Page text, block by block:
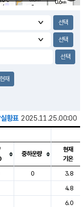
0.6m/s
-
m/s
현재
황표 2025.11.25.00:00
람, 기압등을 안내한 표입
중하운량
현재
기온
0
3.8
4.8
6.0